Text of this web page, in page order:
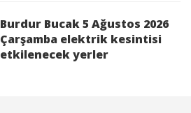
Burdur Bucak 5 Ağustos 2026
Çarşamba elektrik kesintisi
etkilenecek yerler